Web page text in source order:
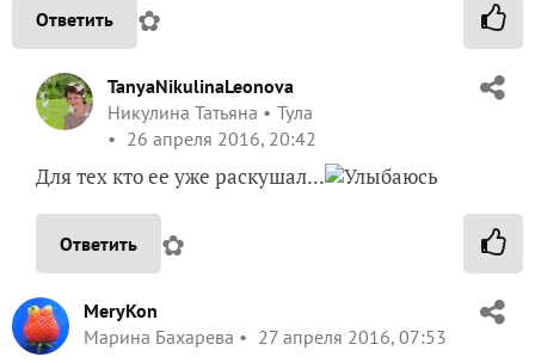
Ответить ✿
TanyaNikulinaLeonova
Никулина Татьяна
Тула
26 апреля 2016, 20:42
Для тех кто ее уже раскушал...
Ответить ✿
MeryKon
Марина Бахарева
27 апреля 2016, 07:53